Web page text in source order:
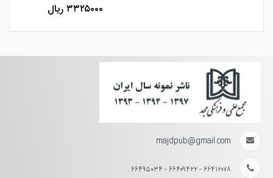
۳۳۲۵۰۰۰ ریال
majdpub@gmail.com
۶۶۴۱۲۰۷۸ - ۶۶۴۰۹۴۲۲ - ۶۶۴۹۵۰۳۴